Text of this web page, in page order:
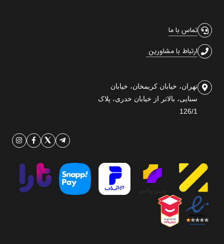
تماس با ما
ارتباط با مشاورین
تهران، خیابان کریمخان، خیابان
سنایی، بالاتر از خیابان خدری، پلاک
126/1